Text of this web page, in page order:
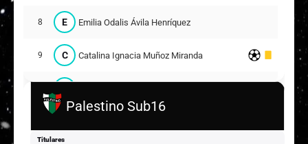
8 E Emilia Odalis Ávila Henríquez
9 C Catalina Ignacia Muñoz Miranda
Palestino Sub16
Titulares